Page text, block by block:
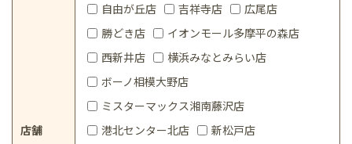
店舗
自由が丘店 吉祥寺店
広尾店
勝どき店
イオンモール多摩平の森店
西新井店
横浜みなとみらい店
ボーノ相模大野店
ミスターマックス湘南藤沢店
港北センター北店
新松戸店